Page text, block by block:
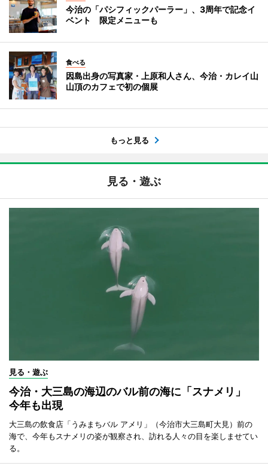
今治の「パシフィックパーラー」、3周年で記念イ
ベント 限定メニューも
食べる
因島出身の写真家・上原和人さん、今治・カレイ山
山頂のカフェで初の個展
もっと見る
見る・遊ぶ
見る・遊ぶ
今治・大三島の海辺のバル前の海に「スナメリ」
今年も出現
大三島の飲食店「うみまちバル アメリ」（今治市大三島町大見）前の
海で、今年もスナメリの姿が観察され、訪れる人々の目を楽しませてい
る。